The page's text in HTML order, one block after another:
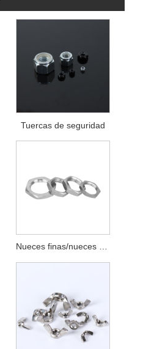
Tuercas de seguridad
Nueces finas/nueces de mermelada